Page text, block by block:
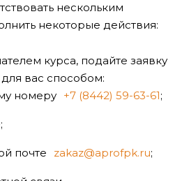
нескольким
некоторые действия:
курса, подайте заявку
вас способом:
номеру +7 (8442) 59-63-61;
почте zakaz@aprofpk.ru;